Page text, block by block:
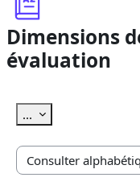
Dimensions
évaluation
... Exporter des articles
Consulter le glossaire